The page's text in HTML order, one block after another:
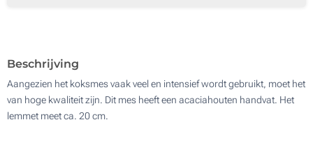
Beschrijving
Aangezien het koksmes vaak veel en intensief wordt gebruikt, moet het
van hoge kwaliteit zijn. Dit mes heeft een acaciahouten handvat. Het
lemmet meet ca. 20 cm.